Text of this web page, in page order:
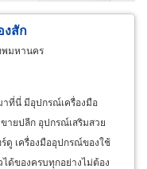
งสัก
พมหานคร
าที่นี่ มีอุปกรณ์เครื่องมือ
ายปลีก อุปกรณ์เสริมสวย
ดู เครื่องมืออุปกรณ์ของใช้
ด้ของครบทุกอย่างไม่ต้อง